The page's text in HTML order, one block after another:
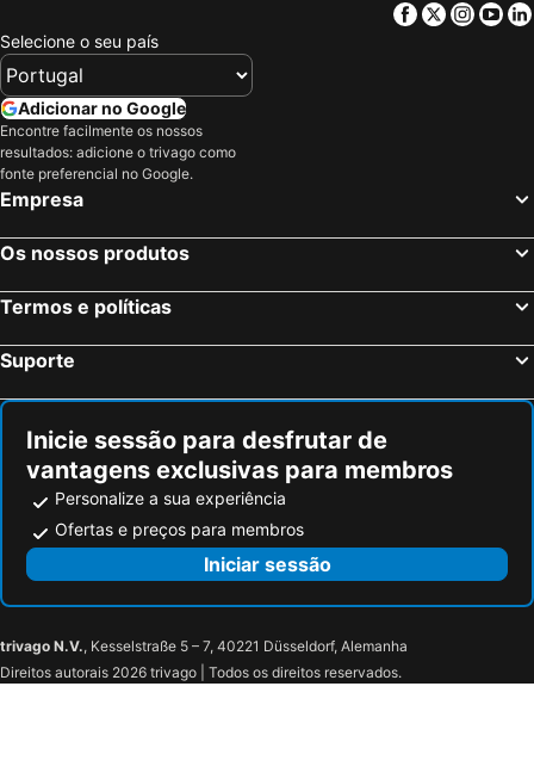
Facebook
Twitter
Selecione o seu país
Adicionar no Google
Encontre facilmente os nossos
resultados: adicione o trivago como
fonte preferencial no Google.
Empresa
Os nossos produtos
Termos e políticas
Suporte
Inicie sessão para desfrutar de
vantagens exclusivas para membros
Personalize a sua experiência
Ofertas e preços para membros
Iniciar sessão
trivago N.V., Kesselstraße 5 – 7, 40221 Düsseldorf, Alemanha
Direitos autorais 2026 trivago | Todos os direitos reservados.